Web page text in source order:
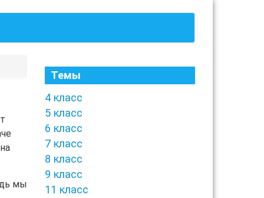
мы
Темы
4 класс
5 класс
6 класс
7 класс
8 класс
9 класс
11 класс